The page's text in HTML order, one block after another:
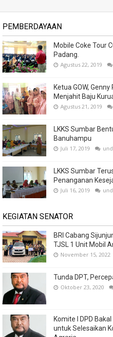
PEMBERDAYAAN
Mobile Coke Tour
Padang.
Agustus 22, 2019
Ketua GOW,
Menjahit Baju
Agustus 21, 2019
LKKS Sumbar
Banuhampu
Juli 17, 2019
LKKS Sumbar
Penanganan
Juli 16, 2019
KEGIATAN SENATOR
BRI Cabang
TJSL 1 Unit Mobil
November 15, 2022
Tunda DPT,
Oktober 23, 2020
Komite I DPD
untuk Selesaikan